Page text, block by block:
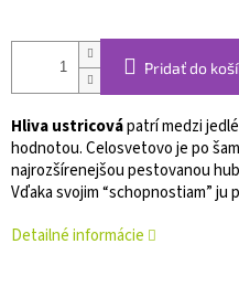
Pridať do
Hliva ustricovápatrí medzi
hodnotou. Celosvetovo je po
najrozšírenejšou pestovanou
Vďaka svojim “schopnostiam” ju
Detailné informácie